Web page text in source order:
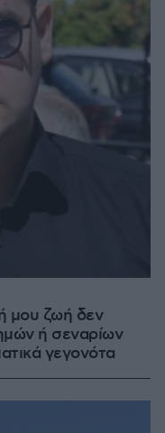
μου ζωή δεν
ή σεναρίων
γεγονότα